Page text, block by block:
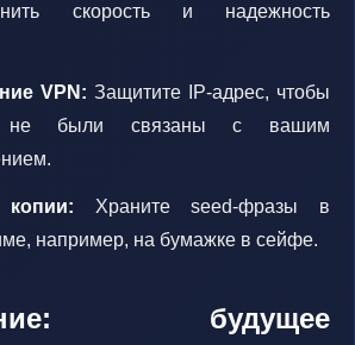
скорость и надежность
VPN: Защитите IP-адрес, чтобы
не были связаны с вашим
Храните seed-фразы в
например, на бумажке в сейфе.
будущее